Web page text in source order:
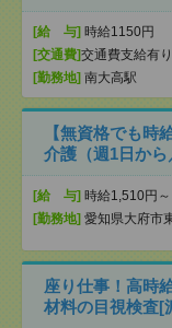
[給 与] 時給1150円
[交通費]交通費支給有り
[勤務地] 南大高駅
【無資格でも時
介護（週1日か
[給 与] 時給1,510円～
[勤務地] 愛知県大府市
座り仕事！高時
材料の目視検査[